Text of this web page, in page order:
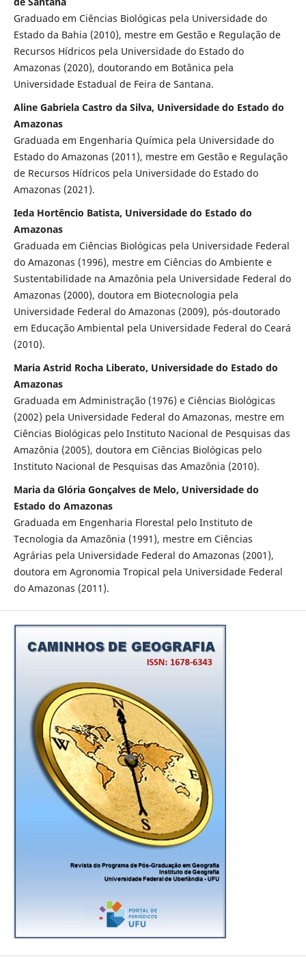
Graduado em Ciências Biológicas pela Universidade do
Estado da Bahia (2010), mestre em Gestão e Regulação de
Recursos Hídricos pela Universidade do Estado do
Amazonas (2020), doutorando em Botânica pela
Universidade Estadual de Feira de Santana.
Aline Gabriela Castro da Silva, Universidade do Estado do
Amazonas
Graduada em Engenharia Química pela Universidade do
Estado do Amazonas (2011), mestre em Gestão e Regulação
de Recursos Hídricos pela Universidade do Estado do
Amazonas (2021).
Ieda Hortêncio Batista, Universidade do Estado do
Amazonas
Graduada em Ciências Biológicas pela Universidade Federal
do Amazonas (1996), mestre em Ciências do Ambiente e
Sustentabilidade na Amazônia pela Universidade Federal do
Amazonas (2000), doutora em Biotecnologia pela
Universidade Federal do Amazonas (2009), pós-doutorado
em Educação Ambiental pela Universidade Federal do Ceará
(2010).
Maria Astrid Rocha Liberato, Universidade do Estado do
Amazonas
Graduada em Administração (1976) e Ciências Biológicas
(2002) pela Universidade Federal do Amazonas, mestre em
Ciências Biológicas pelo Instituto Nacional de Pesquisas das
Amazônia (2005), doutora em Ciências Biológicas pelo
Instituto Nacional de Pesquisas das Amazônia (2010).
Maria da Glória Gonçalves de Melo, Universidade do
Estado do Amazonas
Graduada em Engenharia Florestal pelo Instituto de
Tecnologia da Amazônia (1991), mestre em Ciências
Agrárias pela Universidade Federal do Amazonas (2001),
doutora em Agronomia Tropical pela Universidade Federal
do Amazonas (2011).